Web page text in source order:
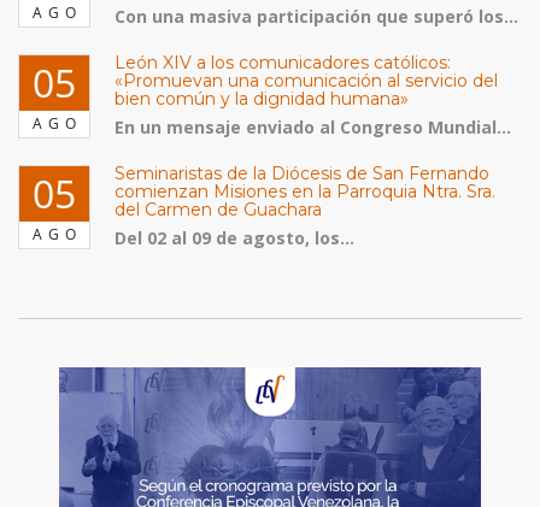
AGO Con una masiva participación que superó los...
05
AGO
León XIV a los comunicadores católicos:
«Promuevan una comunicación al servicio del
bien común y la dignidad humana»
En un mensaje enviado al Congreso Mundial...
05
AGO
Seminaristas de la Diócesis de San Fernando
comienzan Misiones en la Parroquia Ntra. Sra.
del Carmen de Guachara
Del 02 al 09 de agosto, los...